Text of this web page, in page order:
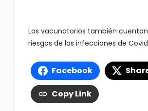
Los vacunatorios también cuentan
riesgos de las infecciones de
Facebook
Copy Link